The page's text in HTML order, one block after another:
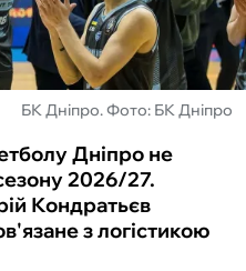
БК Дніпро. Фото: БК Дніпро
Дніпро не
2026/27.
Кондратьєв
з логістикою